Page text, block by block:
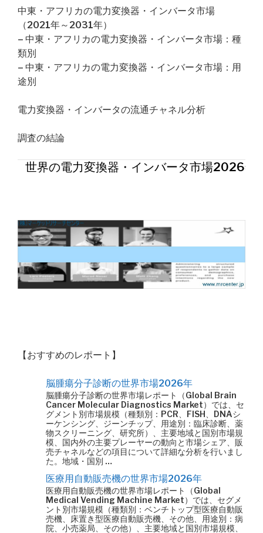
中東・アフリカの電力変換器・インバータ市場
（2021年～2031年）
– 中東・アフリカの電力変換器・インバータ市場：種
類別
– 中東・アフリカの電力変換器・インバータ市場：用
途別
電力変換器・インバータの流通チャネル分析
調査の結論
世界の電力変換器・インバータ市場2026年
【おすすめのレポート】
脳腫瘍分子診断の世界市場2026年
脳腫瘍分子診断の世界市場レポート（Global Brain
Cancer Molecular Diagnostics Market）では、セ
グメント別市場規模（種類別：PCR、FISH、DNAシ
ーケンシング、ジーンチップ、用途別：臨床診断、薬
物スクリーニング、研究所）、主要地域と国別市場規
模、国内外の主要プレーヤーの動向と市場シェア、販
売チャネルなどの項目について詳細な分析を行いまし
た。地域・国別 …
医療用自動販売機の世界市場2026年
医療用自動販売機の世界市場レポート（Global
Medical Vending Machine Market）では、セグメ
ント別市場規模（種類別：ベンチトップ型医療自動販
売機、床置き型医療自動販売機、その他、用途別：病
院、小売薬局、その他）、主要地域と国別市場規模、